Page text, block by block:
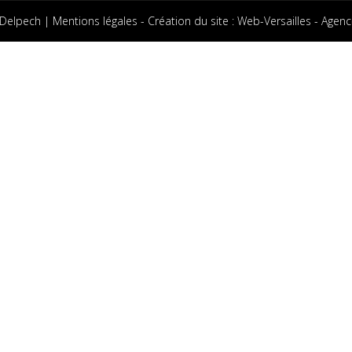
| Mentions légales - Création du site : Web-Versailles -